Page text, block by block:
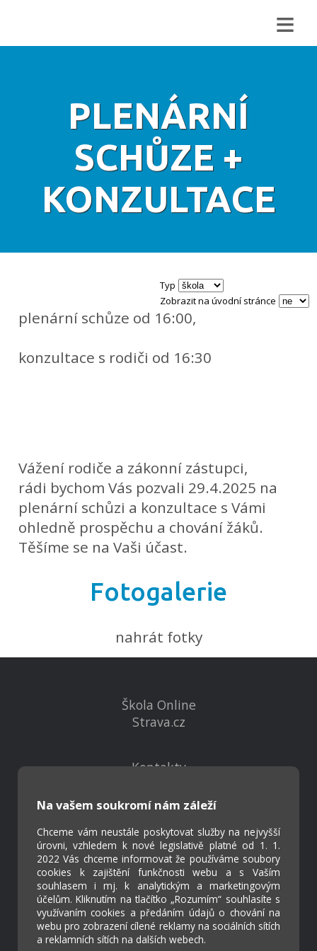
≡
PLENÁRNÍ
SCHŮZE +
KONZULTACE
Typ
Zobrazit na úvodní stránce
plenární schůze od 16:00,
konzultace s rodiči od 16:30
Vážení rodiče a zákonní zástupci,
rádi bychom Vás pozvali 29.4.2025 na
plenární schůzi a konzultace s Vámi
ohledně prospěchu a chování žáků.
Těšíme se na Vaši účast.
Fotogalerie
nahrát fotky
Na vašem soukromí nám záleží
Chceme vám neustále poskytovat služby na nejvyšší
úrovni, vzhledem k nové legislativě platné od 1. 1.
2022 Vás chceme informovat že používáme soubory
cookies k zajištění funkčnosti webu a s Vaším
souhlasem i mj. k analytickým a marketingovým
účelům. Kliknutím na tlačítko „Rozumím“ souhlasíte s
využívaním cookies a předáním údajů o chování na
webu pro zobrazení cílené reklamy na sociálních sítích
a reklamních sítích na dalších webech.
Škola Online
Strava.cz
Kontakty
Virtuální prohlídka
Cookies
Přístupnost
Přihlášení